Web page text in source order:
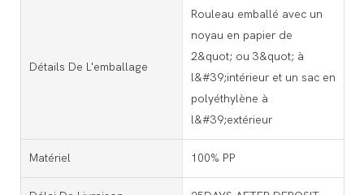
Détails De L'emballage
Rouleau emballé avec un
noyau en papier de
2&quot; ou 3&quot; à
l&#39;intérieur et un sac en
polyéthylène à
l&#39;extérieur
Matériel 100% PP